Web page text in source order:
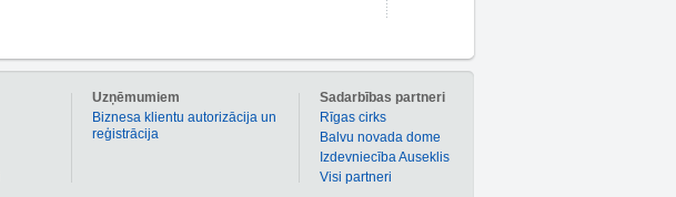
Sadarbības partneri
Rīgas cirks
Balvu novada dome
Izdevniecība Auseklis
Visi partneri
Uzņēmumiem
Biznesa klientu autorizācija un
reģistrācija